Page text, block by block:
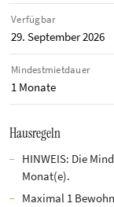
Verfügbar
29. September 2026
Mindestmietdauer
1 Monate
Hausregeln
HINWEIS: Die
Monat(e).
Maximal 1